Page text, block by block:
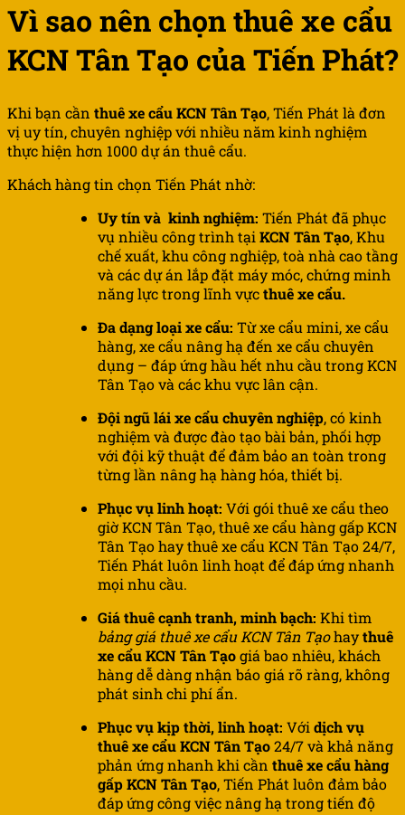
Vì sao nên chọn thuê xe cẩu
KCN Tân Tạo của Tiến Phát?
Khi bạn cần thuê xe cẩuKCN Tân Tạo, Tiến Phát là đơn
vị uy tín, chuyên nghiệp với nhiều năm kinh nghiệm
thực hiện hơn 1000 dự án thuê cẩu.
Khách hàng tin chọn Tiến Phát nhờ:
Uy tín và kinh nghiệm: Tiến Phát đã phục
vụ nhiều công trình tại KCN Tân Tạo, Khu
chế xuất, khu công nghiệp, toà nhà cao tầng
và các dự án lắp đặt máy móc, chứng minh
năng lực trong lĩnh vựcthuê xe cẩu.
Đa dạng loại xe cẩu: Từ xe cẩu mini, xe cẩu
hàng, xe cẩu nâng hạ đến xe cẩu chuyên
dụng – đáp ứng hầu hết nhu cầu trong KCN
Tân Tạo và các khu vực lân cận.
Đội ngũ lái xe cẩu chuyên nghiệp, có kinh
nghiệm và được đào tạo bài bản, phối hợp
với đội kỹ thuật để đảm bảo an toàn trong
từng lần nâng hạ hàng hóa, thiết bị.
Phục vụ linh hoạt: Với gói thuê xe cẩu theo
giờ KCN Tân Tạo, thuê xe cẩu hàng gấp KCN
Tân Tạo hay thuê xe cẩu KCN Tân Tạo 24/7,
Tiến Phát luôn linh hoạt để đáp ứng nhanh
mọi nhu cầu.
Giá thuê cạnh tranh, minh bạch: Khi tìm
bảng giá thuê xe cẩu KCN Tân Tạohaythuê
xe cẩuKCN Tân Tạogiá bao nhiêu, khách
hàng dễ dàng nhận báo giá rõ ràng, không
phát sinh chi phí ẩn.
Phục vụ kịp thời, linh hoạt: Với dịch vụ
thuê xe cẩuKCN Tân Tạo24/7 và khả năng
phản ứng nhanh khi cần thuê xe cẩu hàng
gấpKCN Tân Tạo, Tiến Phát luôn đảm bảo
đáp ứng công việc nâng hạ trong tiến độ